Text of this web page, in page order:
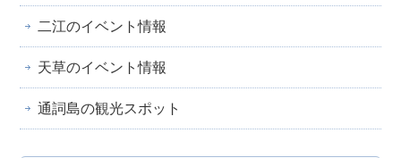
二江のイベント情報
天草のイベント情報
通詞島の観光スポット